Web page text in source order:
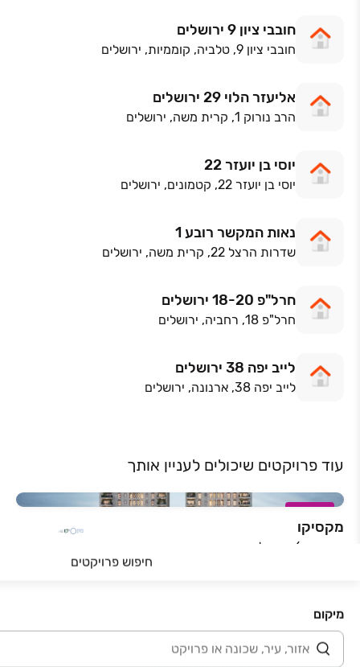
חיפוש פרויקטים
מיקום
חובבי ציון 9 ירושלים
חובבי ציון 9, טלביה, קוממיות, ירושלים
אליעזר הלוי 29 ירושלים
הרב נורוק 1, קרית משה, ירושלים
יוסי בן יועזר 22
יוסי בן יועזר 22, קטמונים, ירושלים
נאות המקשר רובע 1
שדרות הרצל 22, קרית משה, ירושלים
חרל"פ 18-20 ירושלים
חרל"פ 18, רחביה, ירושלים
לייב יפה 38 ירושלים
לייב יפה 38, ארנונה, ירושלים
עוד פרויקטים שיכולים לעניין אותך
במבצע
מקסיקו